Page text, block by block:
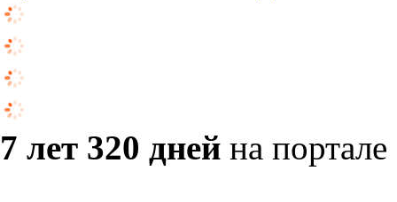
7 лет 320 дней на портале